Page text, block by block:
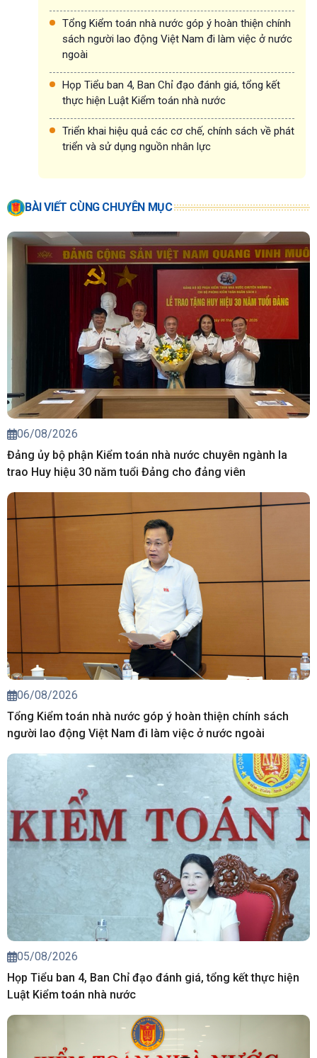
Tổng Kiểm toán nhà nước góp ý hoàn thiện chính
sách người lao động Việt Nam đi làm việc ở nước
ngoài
Họp Tiểu ban 4, Ban Chỉ đạo đánh giá, tổng kết
thực hiện Luật Kiểm toán nhà nước
Triển khai hiệu quả các cơ chế, chính sách về phát
triển và sử dụng nguồn nhân lực
BÀI VIẾT CÙNG CHUYÊN MỤC
06/08/2026
Đảng ủy bộ phận Kiểm toán nhà nước chuyên ngành Ia
trao Huy hiệu 30 năm tuổi Đảng cho đảng viên
06/08/2026
Tổng Kiểm toán nhà nước góp ý hoàn thiện chính sách
người lao động Việt Nam đi làm việc ở nước ngoài
05/08/2026
Họp Tiểu ban 4, Ban Chỉ đạo đánh giá, tổng kết thực hiện
Luật Kiểm toán nhà nước